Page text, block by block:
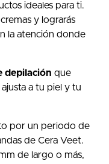
ideales para ti.
y lograrás
la atención donde
depilación que
a tu piel y tu
por un periodo de
de Cera Veet.
de largo o más,